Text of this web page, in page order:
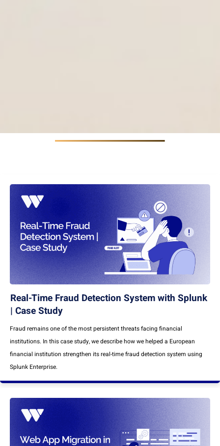
Real-Time Fraud Detection System with Splunk
| Case Study
Fraud remains one of the most persistent threats facing financial
institutions. In this case study, we describe how we helped a European
financial institution strengthen its real-time fraud detection system using
Splunk Enterprise.